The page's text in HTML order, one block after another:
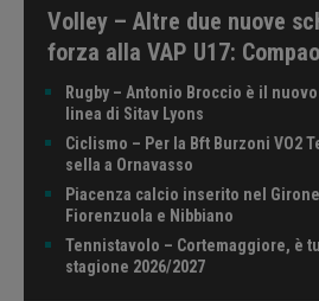
Volley – Altre due nuove
forza alla VAP U17:
Rugby – Antonio Broccio è il
linea di Sitav Lyons
Ciclismo – Per la Bft Burzoni VO2
sella a Ornavasso
Piacenza calcio inserito nel
Fiorenzuola e Nibbiano
Tennistavolo – Cortemaggiore, è
stagione 2026/2027